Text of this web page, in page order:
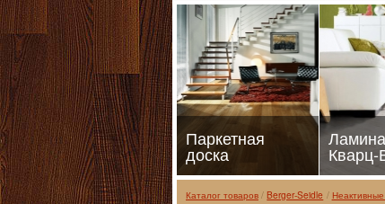
Паркетная
доска Кварц-
Каталог товаров Berger-Seidle